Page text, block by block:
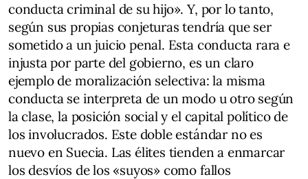
conducta criminal de su hijo». Y, por lo tanto,
según sus propias conjeturas tendría que ser
sometido a un juicio penal. Esta conducta rara e
injusta por parte del gobierno, es un claro
ejemplo de moralización selectiva: la misma
conducta se interpreta de un modo u otro según
la clase, la posición social y el capital político de
los involucrados. Este doble estándar no es
nuevo en Suecia. Las élites tienden a enmarcar
los desvíos de los «suyos» como fallos